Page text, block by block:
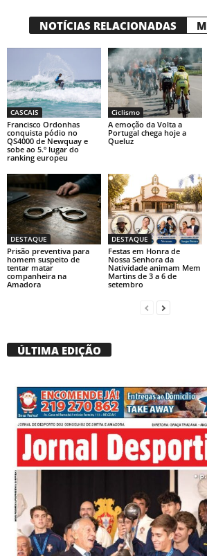
NOTÍCIAS RELACIONADAS
CASCAIS
Francisco Ordonhas
conquista pódio no
QS4000 de Newquay e
sobe ao 5.º lugar do
ranking europeu
Ciclismo
A emoção da Volta a
Portugal chega hoje a
Queluz
DESTAQUE
Prisão preventiva para
homem suspeito de
tentar matar
companheira na
Amadora
DESTAQUE
Festas em Honra de
Nossa Senhora da
Natividade animam Mem
Martins de 3 a 6 de
setembro
ÚLTIMA EDIÇÃO